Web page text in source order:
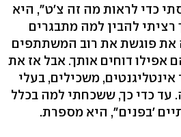
כדי לראות מה זה צ'ט", היא
להבין למה מתבגרים
את פוגשת את רוב המשתתפים
דוחים אותך. אבל אז את
משכילים, בעלי
עד כדי כך, ששכחתי למה בכלל
'בפנים", היא מספרת.